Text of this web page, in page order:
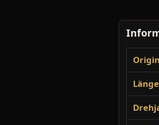
Länge